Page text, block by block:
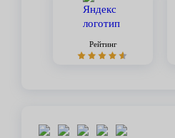
Рейтинг